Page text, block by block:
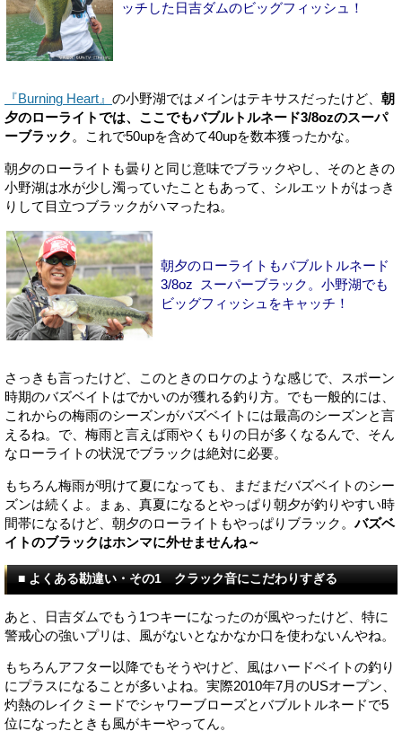
ッチした日吉ダムのビッグフィッシュ！
『Burning Heart』 の小野湖ではメインはテキサスだったけど、 朝
夕のローライトでは、ここでもバブルトルネード3/8ozのスーパ
ーブラック 。これで50upを含めて40upを数本獲ったかな。
朝夕のローライトも曇りと同じ意味でブラックやし、そのときの
小野湖は水が少し濁っていたこともあって、シルエットがはっき
りして目立つブラックがハマったね。
朝夕のローライトもバブルトルネード
3/8oz スーパーブラック。小野湖でも
ビッグフィッシュをキャッチ！
さっきも言ったけど、このときのロケのような感じで、スポーン
時期のバズベイトはでかいのが獲れる釣り方。でも一般的には、
これからの梅雨のシーズンがバズベイトには最高のシーズンと言
えるね。で、梅雨と言えば雨やくもりの日が多くなるんで、そん
なローライトの状況でブラックは絶対に必要。
もちろん梅雨が明けて夏になっても、まだまだバズベイトのシー
ズンは続くよ。まぁ、真夏になるとやっぱり朝夕が釣りやすい時
間帯になるけど、朝夕のローライトもやっぱりブラック。 バズベ
イトのブラックはホンマに外せませんね～
■ よくある勘違い・その1 クラック音にこだわりすぎる
あと、日吉ダムでもう1つキーになったのが風やったけど、特に
警戒心の強いプリは、風がないとなかなか口を使わないんやね。
もちろんアフター以降でもそうやけど、風はハードベイトの釣り
にプラスになることが多いよね。実際2010年7月のUSオープン、
灼熱のレイクミードでシャワーブローズとバブルトルネードで5
位になったときも風がキーやってん。